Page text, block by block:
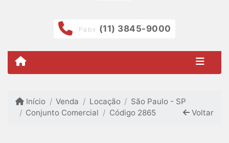
Pabx (11) 3845-9000
Início Venda Locação
São Paulo - SP
Conjunto Comercial
Código 2865 Voltar